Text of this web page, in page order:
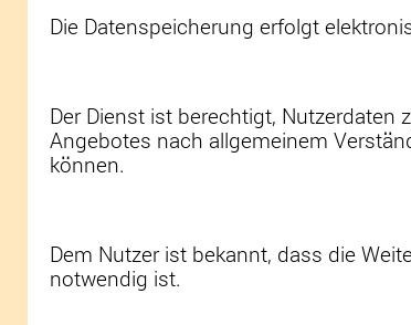
Die Datenspeicherung erfolgt
Der Dienst ist berechtigt,
Angebotes nach allgemeinem
können.
Dem Nutzer ist bekannt, dass die
notwendig ist.